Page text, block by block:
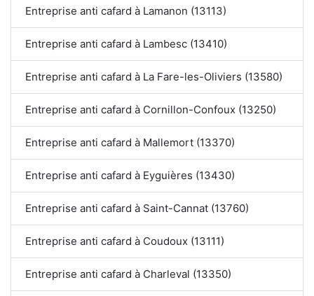
Entreprise anti cafard à Lamanon (13113)
Entreprise anti cafard à Lambesc (13410)
Entreprise anti cafard à La Fare-les-Oliviers (13580)
Entreprise anti cafard à Cornillon-Confoux (13250)
Entreprise anti cafard à Mallemort (13370)
Entreprise anti cafard à Eyguières (13430)
Entreprise anti cafard à Saint-Cannat (13760)
Entreprise anti cafard à Coudoux (13111)
Entreprise anti cafard à Charleval (13350)